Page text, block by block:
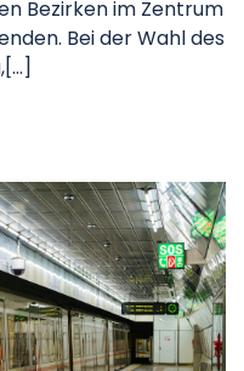
Bezirken im Zentrum
Bei der Wahl des